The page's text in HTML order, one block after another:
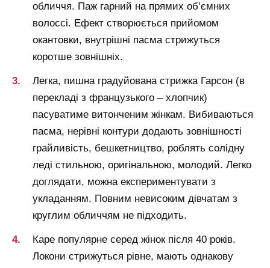
обличчя. Паж гарний на прямих об’ємних
волоссі. Ефект створюється прийомом
окантовки, внутрішні пасма стрижуться
коротше зовнішніх.
Легка, пишна градуйована стрижка Гарсон (в
перекладі з французького – хлопчик)
пасуватиме витонченим жінкам. Вибиваються
пасма, нерівні контури додають зовнішності
грайливість, бешкетництво, роблять солідну
леді стильною, оригінальною, молодий. Легко
доглядати, можна експериментувати з
укладанням. Повним невисоким дівчатам з
круглим обличчям не підходить.
Каре популярне серед жінок після 40 років.
Локони стрижуться рівне, мають однакову